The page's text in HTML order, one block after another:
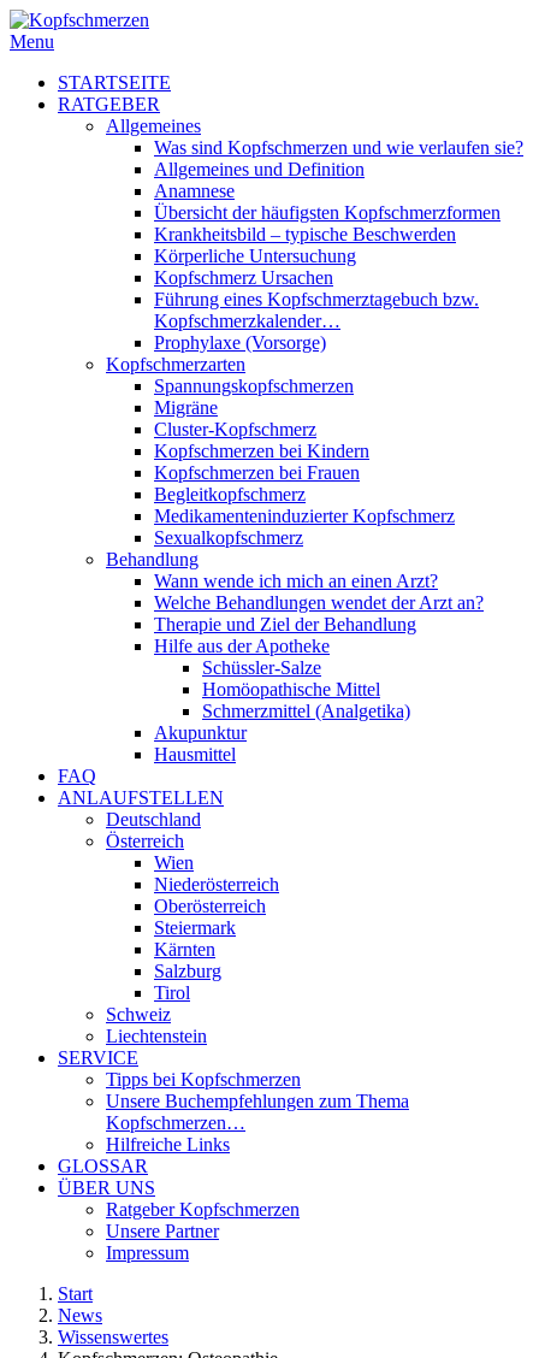
Menu
STARTSEITE
RATGEBER
Allgemeines
Was sind Kopfschmerzen und wie verlaufen sie?
Allgemeines und Definition
Anamnese
Übersicht der häufigsten Kopfschmerzformen
Krankheitsbild – typische Beschwerden
Körperliche Untersuchung
Kopfschmerz Ursachen
Führung eines Kopfschmerztagebuch bzw.
Kopfschmerzkalender…
Prophylaxe (Vorsorge)
Kopfschmerzarten
Spannungskopfschmerzen
Migräne
Cluster-Kopfschmerz
Kopfschmerzen bei Kindern
Kopfschmerzen bei Frauen
Begleitkopfschmerz
Medikamenteninduzierter Kopfschmerz
Sexualkopfschmerz
Behandlung
Wann wende ich mich an einen Arzt?
Welche Behandlungen wendet der Arzt an?
Therapie und Ziel der Behandlung
Hilfe aus der Apotheke
Schüssler-Salze
Homöopathische Mittel
Schmerzmittel (Analgetika)
Akupunktur
Hausmittel
FAQ
ANLAUFSTELLEN
Deutschland
Österreich
Wien
Niederösterreich
Oberösterreich
Steiermark
Kärnten
Salzburg
Tirol
Schweiz
Liechtenstein
SERVICE
Tipps bei Kopfschmerzen
Unsere Buchempfehlungen zum Thema
Kopfschmerzen…
Hilfreiche Links
GLOSSAR
ÜBER UNS
Ratgeber Kopfschmerzen
Unsere Partner
Impressum
Start
News
Wissenswertes